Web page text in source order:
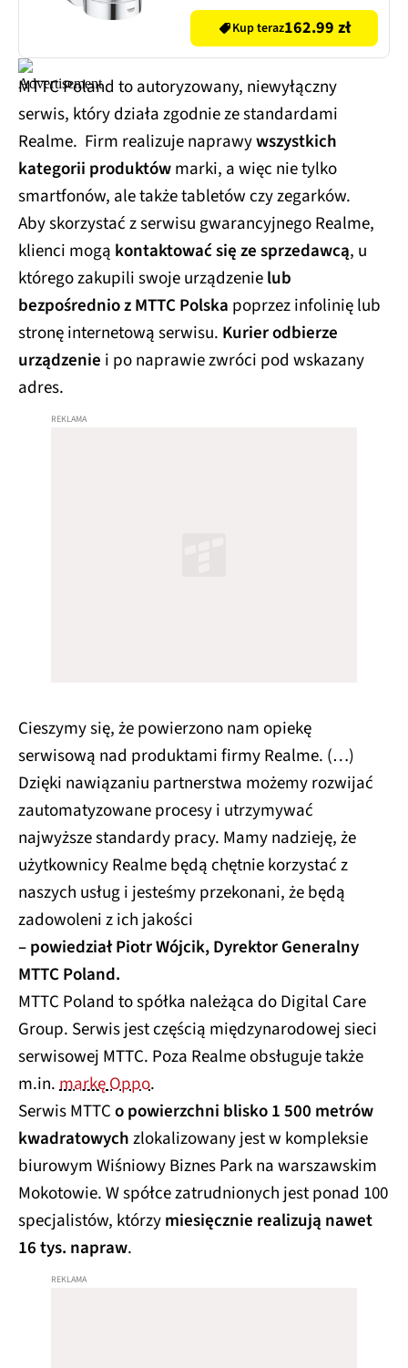
Kup teraz162.99 zł
MTTC Poland to autoryzowany, niewyłączny
serwis, który działa zgodnie ze standardami
Realme. Firm realizuje naprawywszystkich
kategorii produktówmarki, a więc nie tylko
smartfonów, ale także tabletów czy zegarków.
Aby skorzystać z serwisu gwarancyjnego Realme,
klienci mogą kontaktować się ze sprzedawcą, u
którego zakupili swoje urządzenielub
bezpośrednio z MTTC Polska poprzez infolinię lub
stronę internetową serwisu. Kurier odbierze
urządzenie i po naprawie zwróci pod wskazany
adres.
Cieszymy się, że powierzono nam opiekę
serwisową nad produktami firmy Realme. (…)
Dzięki nawiązaniu partnerstwa możemy rozwijać
zautomatyzowane procesy i utrzymywać
najwyższe standardy pracy. Mamy nadzieję, że
użytkownicy Realme będą chętnie korzystać z
naszych usług i jesteśmy przekonani, że będą
zadowoleni z ich jakości
– powiedział Piotr Wójcik, Dyrektor Generalny
MTTC Poland.
MTTC Poland to spółka należąca do Digital Care
Group. Serwis jest częścią międzynarodowej sieci
serwisowej MTTC. Poza Realme obsługuje także
m.in.markę Oppo.
Serwis MTTCo powierzchni blisko 1 500 metrów
kwadratowychzlokalizowany jest w kompleksie
biurowym Wiśniowy Biznes Park na warszawskim
Mokotowie. W spółce zatrudnionych jest ponad 100
specjalistów, którzymiesięcznie realizują nawet
16 tys. napraw.